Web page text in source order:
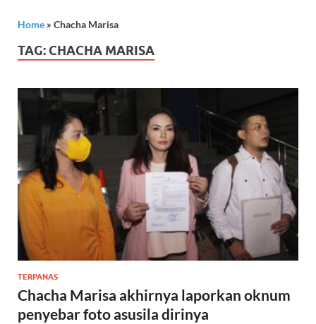
Home » Chacha Marisa
TAG: CHACHA MARISA
TERPANAS
Chacha Marisa akhirnya laporkan oknum
penyebar foto asusila dirinya